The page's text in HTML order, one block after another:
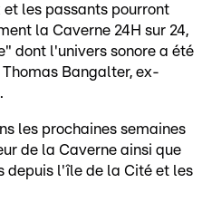
et les passants pourront
la Caverne 24H sur 24,
dont l'univers sonore a été
Bangalter, ex-
les prochaines semaines
de la Caverne ainsi que
depuis l'île de la Cité et les